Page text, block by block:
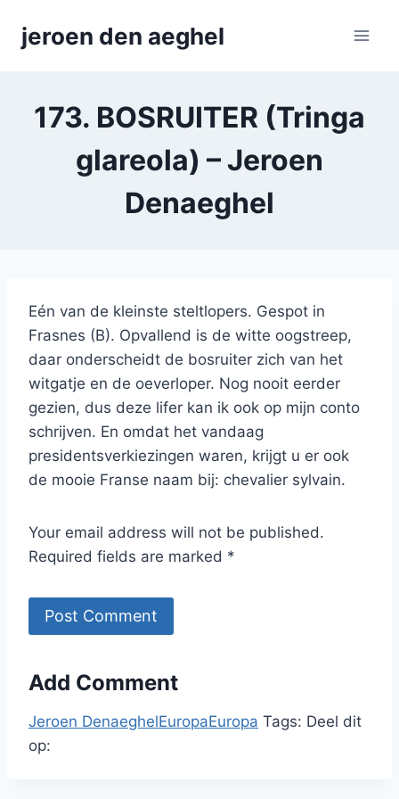
jeroen den aeghel
173. BOSRUITER (Tringa
glareola) – Jeroen
Denaeghel
Eén van de kleinste steltlopers. Gespot in
Frasnes (B). Opvallend is de witte oogstreep,
daar onderscheidt de bosruiter zich van het
witgatje en de oeverloper. Nog nooit eerder
gezien, dus deze lifer kan ik ook op mijn conto
schrijven. En omdat het vandaag
presidentsverkiezingen waren, krijgt u er ook
de mooie Franse naam bij: chevalier sylvain.
Your email address will not be published.
Required fields are marked *
Add Comment
Jeroen DenaeghelEuropaEuropa Tags: Deel dit
op: